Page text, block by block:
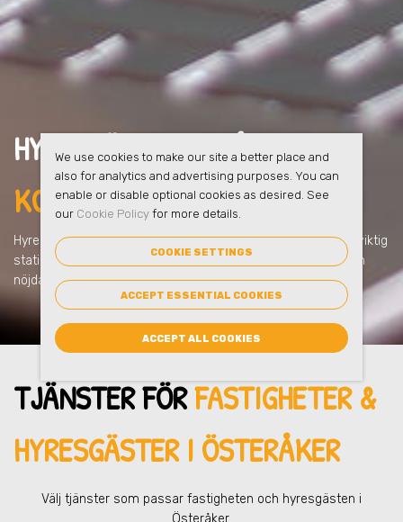
HYRESGÄSTERNA FÅRFULL
KOLL I ÖSTERÅKER
Hyresgästerna får kontroll över sin avfallshantering och all viktig
statistik i eSmart = mindre administration = de blir glada och
nöjda!
TJÄNSTER FÖRFASTIGHETER &
HYRESGÄSTER I ÖSTERÅKER
Välj tjänster som passar fastigheten och hyresgästen i
Österåker.
We use cookies to make our site a better place and
also for analytics and advertising purposes. You can
enable or disable optional cookies as desired. See
our Cookie Policyfor more details.
COOKIE SETTINGS
ACCEPT ESSENTIAL COOKIES
ACCEPT ALL COOKIES